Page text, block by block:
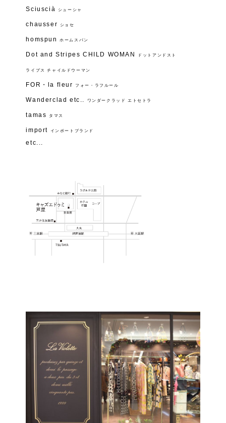
Sciuscià シューシャ
chausser ショセ
homspunホームスパン
Dot and Stripes CHILD WOMAN ドットアンドスト
ライプス チャイルドウーマン
FOR・la fleur フォー・ラフルール
Wanderclad etc.. ワンダークラッド エトセトラ
tamas タマス
import インポートブランド
etc...